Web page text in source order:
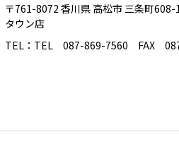
〒761-8072 香川県 高松市 三条町608-
タウン店
TEL：TEL 087-869-7560 FAX